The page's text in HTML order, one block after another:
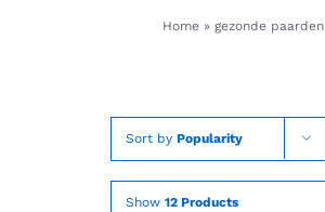
Home» gezonde paarden
Sort by Popularity
Show 12 Products